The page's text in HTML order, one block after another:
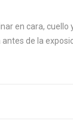
en cara, cuello
de la